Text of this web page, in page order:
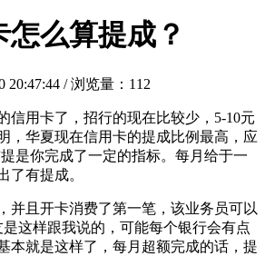
么算提成？
20:47:44 / 浏览量：112
信用卡了，招行的现在比较少，5-10元
，华夏现在信用卡的提成比例最高，应
是你完成了一定的指标。每月给于一
了有提成。
并且开卡消费了第一笔，该业务员可以
这样跟我说的，可能每个银行会有点
本就是这样了，每月超额完成的话，提